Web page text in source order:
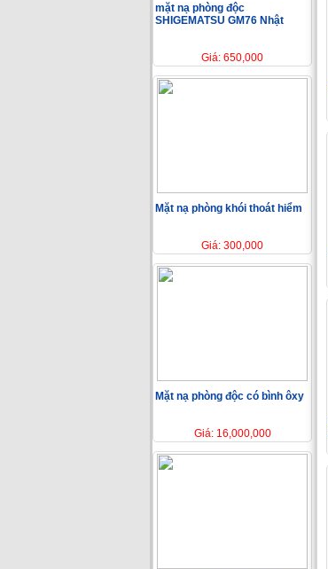
mặt nạ phòng độc
SHIGEMATSU GM76 Nhật
Giá: 650,000
Mặt nạ phòng khói thoát hiểm
Giá: 300,000
Mặt nạ phòng độc có bình ôxy
Giá: 16,000,000